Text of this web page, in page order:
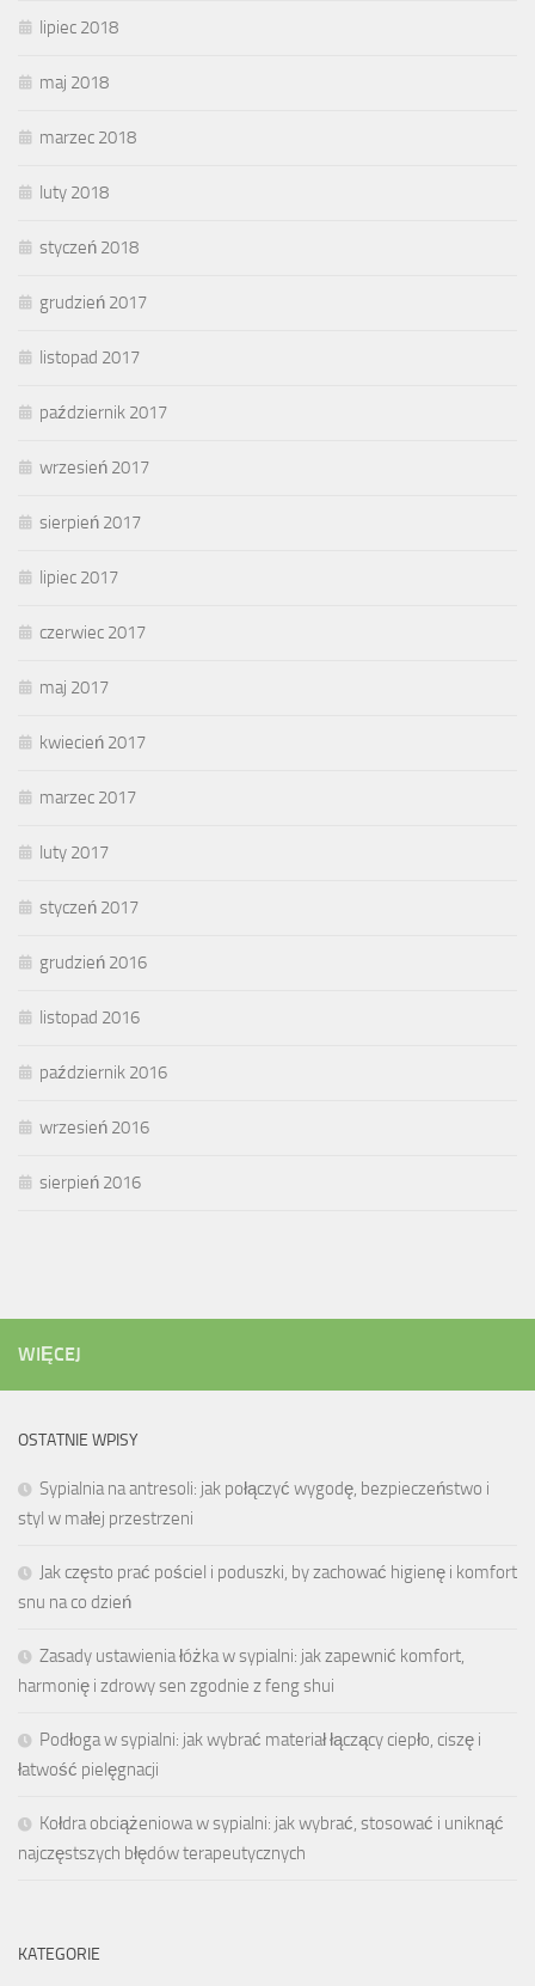
lipiec 2018
maj 2018
marzec 2018
luty 2018
styczeń 2018
grudzień 2017
listopad 2017
październik 2017
wrzesień 2017
sierpień 2017
lipiec 2017
czerwiec 2017
maj 2017
kwiecień 2017
marzec 2017
luty 2017
styczeń 2017
grudzień 2016
listopad 2016
październik 2016
wrzesień 2016
sierpień 2016
WIĘCEJ
OSTATNIE WPISY
Sypialnia na antresoli: jak połączyć wygodę, bezpieczeństwo i
styl w małej przestrzeni
Jak często prać pościel i poduszki, by zachować higienę i komfort
snu na co dzień
Zasady ustawienia łóżka w sypialni: jak zapewnić komfort,
harmonię i zdrowy sen zgodnie z feng shui
Podłoga w sypialni: jak wybrać materiał łączący ciepło, ciszę i
łatwość pielęgnacji
Kołdra obciążeniowa w sypialni: jak wybrać, stosować i uniknąć
najczęstszych błędów terapeutycznych
KATEGORIE